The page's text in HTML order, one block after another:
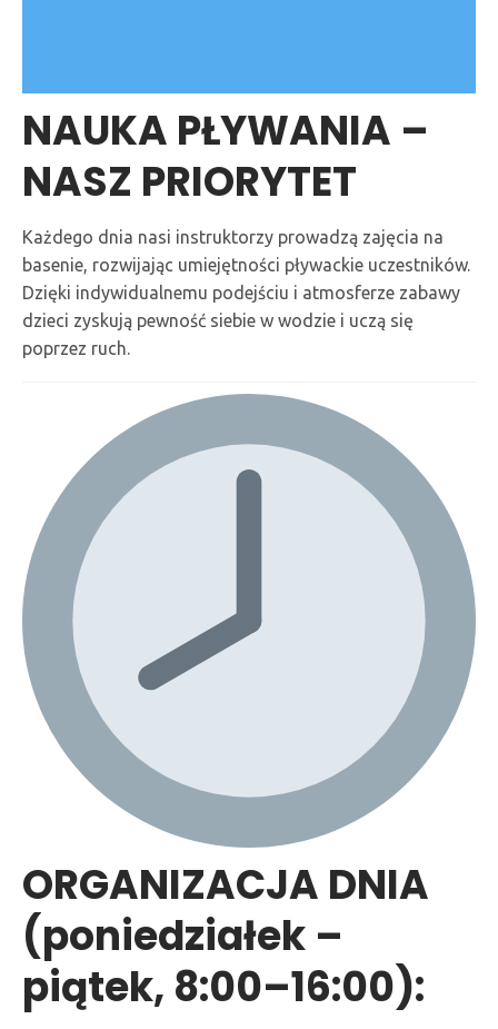
NAUKA PŁYWANIA –
NASZ PRIORYTET
Każdego dnia nasi instruktorzy prowadzą zajęcia na
basenie, rozwijając umiejętności pływackie uczestników.
Dzięki indywidualnemu podejściu i atmosferze zabawy
dzieci zyskują pewność siebie w wodzie i uczą się
poprzez ruch.
ORGANIZACJA DNIA
(poniedziałek –
piątek, 8:00–16:00):